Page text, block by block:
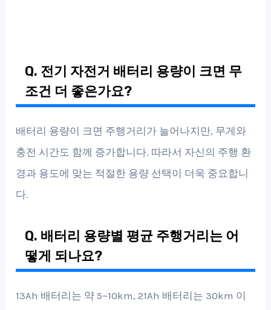
Q. 전기 자전거 배터리 용량이 크면 무
조건 더 좋은가요?
배터리 용량이 크면 주행거리가 늘어나지만, 무게와
충전 시간도 함께 증가합니다. 따라서 자신의 주행 환
경과 용도에 맞는 적절한 용량 선택이 더욱 중요합니
다.
Q. 배터리 용량별 평균 주행거리는 어
떻게 되나요?
13Ah 배터리는 약 5~10km, 21Ah 배터리는 30km 이